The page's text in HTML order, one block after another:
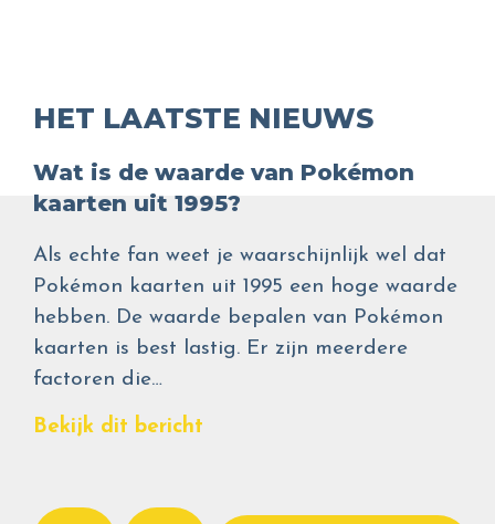
HET LAATSTE NIEUWS
Wat is de waarde van Pokémon
kaarten uit 1995?
Als echte fan weet je waarschijnlijk wel dat
Pokémon kaarten uit 1995 een hoge waarde
hebben. De waarde bepalen van Pokémon
kaarten is best lastig. Er zijn meerdere
factoren die…
Bekijk dit bericht